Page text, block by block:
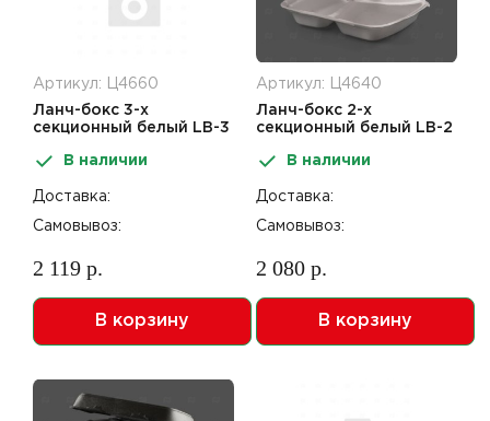
Артикул: Ц4660
Ланч-бокс 3-х
секционный белый LB-3
(ЛСП 24206-3)
В наличии
Доставка:
Самовывоз:
2 119 р.
В корзину
Артикул: Ц4640
Ланч-бокс 2-х
секционный белый LB-2
(ЛСП 24206-2)
В наличии
Доставка:
Самовывоз:
2 080 р.
В корзину